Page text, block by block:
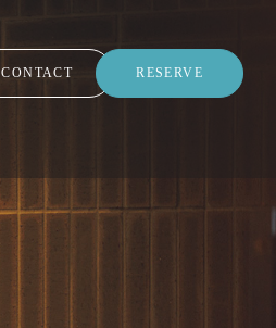
CONTACT RESERVE